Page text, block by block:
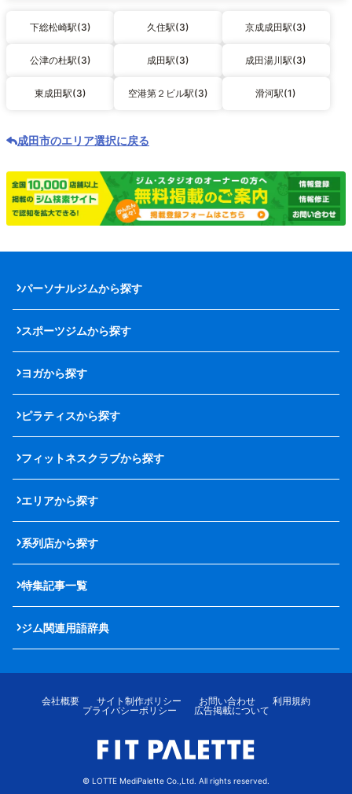
下総松崎駅(3) 久住駅(3) 京成成田駅(3)
公津の杜駅(3) 成田駅(3) 成田湯川駅(3)
東成田駅(3) 空港第２ビル駅(3) 滑河駅(1)
成田市のエリア選択に戻る
パーソナルジムから探す
スポーツジムから探す
ヨガから探す
ピラティスから探す
フィットネスクラブから探す
エリアから探す
系列店から探す
特集記事一覧
ジム関連用語辞典
会社概要 サイト制作ポリシー お問い合わせ
利用規約
プライバシーポリシー
広告掲載について
© LOTTE MediPalette Co.,Ltd. All rights reserved.